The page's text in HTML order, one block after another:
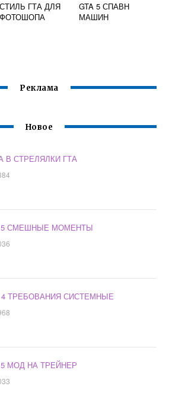
СТИЛЬ ГТА ДЛЯ
ФОТОШОПА
GTA 5 СПАВН
МАШИН
Реклама
Новое
В СТРЕЛЯЛКИ ГТА
5 СМЕШНЫЕ МОМЕНТЫ
4 ТРЕБОВАНИЯ СИСТЕМНЫЕ
5 МОД НА ТРЕЙНЕР